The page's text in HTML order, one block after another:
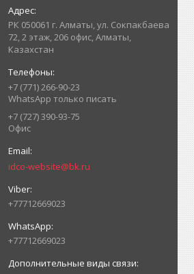
РК 050061 г. Алматы, ул. Сокпакбаева
72, 2 этаж, 206 офис, Алматы,
Казахстан
+7 (771) 266-90-23
WhatsApp только писать
+7 (727) 390-93-75
Офис
idco-website@bk.ru
+77712669023
+77712669023